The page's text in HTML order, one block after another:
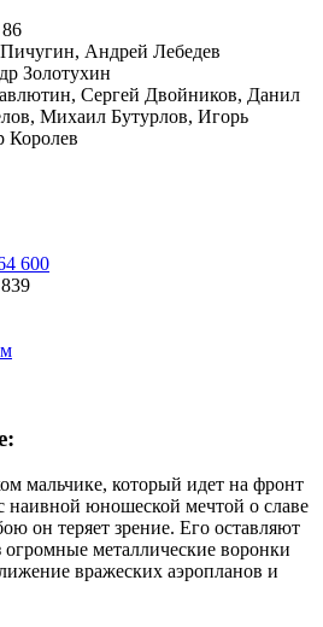
86
, Андрей Лебедев
Золотухин
, Сергей Двойников, Данил
, Михаил Бутурлов, Игорь
Королев
600
мальчике, который идет на фронт
юношеской мечтой о славе
он теряет зрение. Его оставляют
огромные металлические воронки
вражеских аэропланов и